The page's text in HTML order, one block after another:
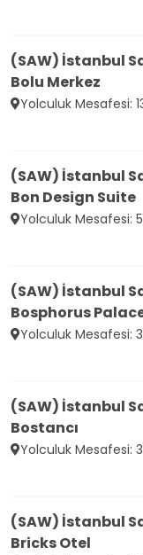
(SAW) İstanbul
Bolu Merkez
Yolculuk Mesafesi:
(SAW) İstanbul
Bon Design Suite
Yolculuk Mesafesi:
(SAW) İstanbul
Bosphorus
Yolculuk Mesafesi:
(SAW) İstanbul
Bostancı
Yolculuk Mesafesi:
(SAW) İstanbul
Bricks Otel